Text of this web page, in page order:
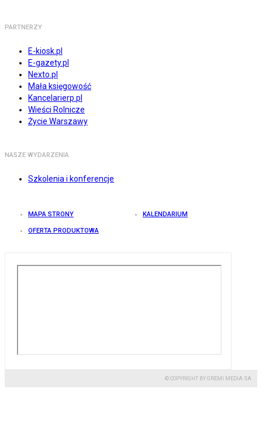
PARTNERZY
E-kiosk.pl
E-gazety.pl
Nexto.pl
Mała księgowość
Kancelarierp.pl
Wieści Rolnicze
Życie Warszawy
NASZE WYDARZENIA
Szkolenia i konferencje
MAPA STRONY KALENDARIUM
OFERTA PRODUKTOWA
© COPYRIGHT BY GREMI MEDIA SA